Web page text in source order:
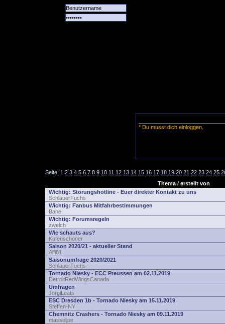
* Du musst dich einloggen.
Seite: 1 2 3 4 5 6 7 8 9 10 11 12 13 14 15 16 17 18 19 20 21 22 23 24 25
Thema / erstellt von
Wichtig: Störungshotline - Euer direkter Kontakt zu uns
SchlauerFuchs
Wichtig: Fanbus Mitfahrbestimmungen
Bane
Wichtig: Forumsregeln
zwelch
Wie schauts aus?
Kufenschoner
Saison 2020/21 - aktueller Stand
Alfi81
Saisonumfrage 2020/2021
SchlauerFuchs
Tornado Niesky - ECC Preussen am 02.11.2019
DetroitRedWingsCanada
Umfragen
JörgiLeafs
ESC Dresden 1b - Tornado Niesky am 15.11.2019
Steffen-NY
Chemnitz Crashers - Tornado Niesky am 09.11.2019
masseljoe